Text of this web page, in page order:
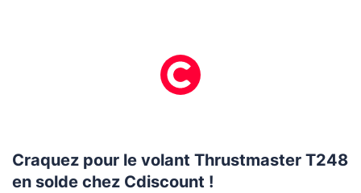
Craquez pour le volant Thrustmaster T248
en solde chez Cdiscount !